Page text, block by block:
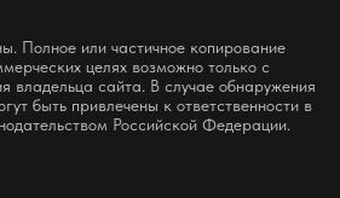
Полное или частичное копирование
целях возможно только с
владельца сайта. В случае обнаружения
быть привлечены к ответственности в
Российской Федерации.